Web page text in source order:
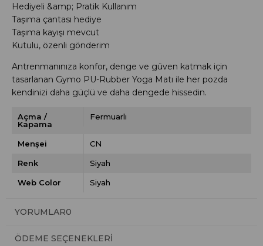
Hediyeli &amp; Pratik Kullanım
Taşıma çantası hediye
Taşıma kayışı mevcut
Kutulu, özenli gönderim
Antrenmanınıza konfor, denge ve güven katmak için
tasarlanan Gymo PU-Rubber Yoga Matı ile her pozda
kendinizi daha güçlü ve daha dengede hissedin.
Açma /
Kapama
Fermuarlı
Menşei CN
Renk Siyah
Web Color Siyah
YORUMLAR0
ÖDEME SEÇENEKLERI